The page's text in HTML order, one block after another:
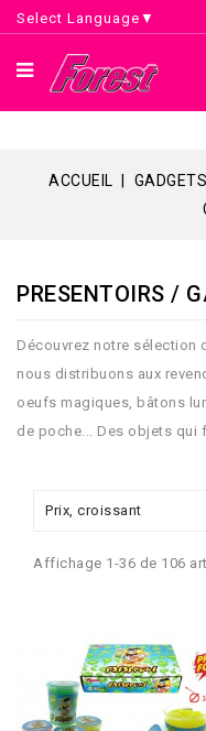
Select Language ▼
ACCUEIL
PRESENTOIRS /
Découvrez notre sélection
nous distribuons aux
oeufs magiques, bâtons
de poche... Des objets qui
Prix, croissant
Affichage 1-36 de 106